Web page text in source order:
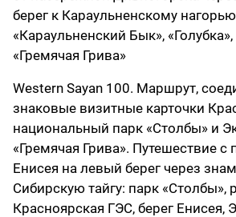
берег к Караульненскому
«Караульненский Бык»,
«Гремячая Грива»
Western Sayan 100. Маршрут,
знаковые визитные карточки
национальный парк «Столбы» и
«Гремячая Грива». Путешествие с
Енисея на левый берег через
Сибирскую тайгу: парк «Столбы»,
Красноярская ГЭС, берег Енисея,